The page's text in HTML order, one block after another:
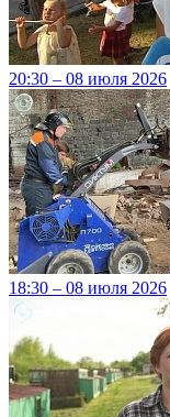
20:30 – 08 июля 2026
18:30 – 08 июля 2026